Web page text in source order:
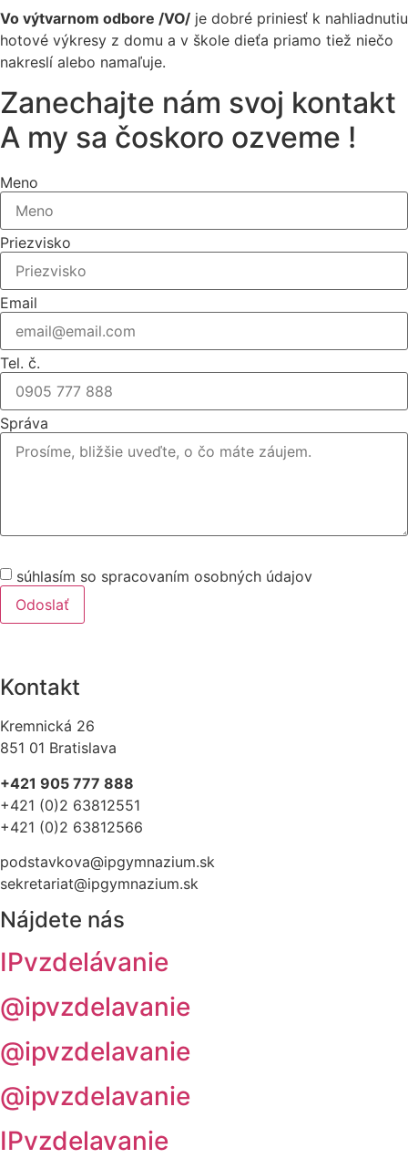
Vo výtvarnom odbore /VO/ je dobré priniesť k nahliadnutiu
hotové výkresy z domu a v škole dieťa priamo tiež niečo
nakreslí alebo namaľuje.
Zanechajte nám svoj kontakt
A my sa čoskoro ozveme !
Meno
Priezvisko
Email
Tel. č.
Správa
súhlasím so spracovaním osobných údajov
Odoslať
Kontakt
Kremnická 26
851 01 Bratislava
+421 905 777 888
+421 (0)2 63812551
+421 (0)2 63812566
podstavkova@ipgymnazium.sk
sekretariat@ipgymnazium.sk
Nájdete nás
IPvzdelávanie
@ipvzdelavanie
@ipvzdelavanie
@ipvzdelavanie
IPvzdelavanie